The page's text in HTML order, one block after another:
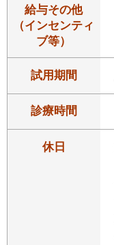
給与その他
（インセンティ
ブ等）
試用期間
診療時間
休日